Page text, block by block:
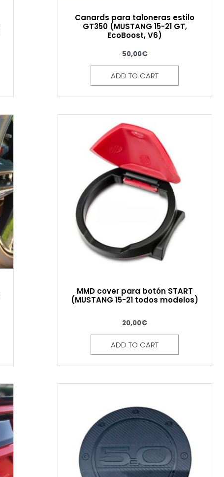
Canards para taloneras estilo
GT350 (MUSTANG 15-21 GT,
EcoBoost, V6)
50,00€
ADD TO CART
MMD cover para botón START
(MUSTANG 15-21 todos modelos)
20,00€
ADD TO CART